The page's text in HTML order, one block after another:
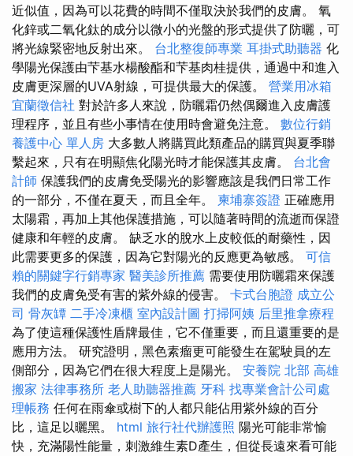
近似值，因為可以花費的時間不僅取決於我們的皮膚。 氧
化鋅或二氧化鈦的成分以微小的光盤的形式提供了防曬，可
將光線緊密地反射出來。 台北整復師專業 耳掛式助聽器 化
學陽光保護由芐基水楊酸酯和芐基肉桂提供，通過中和進入
皮膚更深層的UVA射線，可提供最大的保護。 營業用冰箱
宜蘭徵信社 對於許多人來說，防曬霜仍然偶爾進入皮膚護
理程序，並且有些小事情在使用時會避免注意。 數位行銷
養護中心 單人房 大多數人將購買此類產品的購買與夏季聯
繫起來，只有在明顯焦化陽光時才能保護其皮膚。 台北會
計師 保護我們的皮膚免受陽光的影響應該是我們日常工作
的一部分，不僅在夏天，而且全年。 柬埔寨簽證 正確應用
太陽霜，再加上其他保護措施，可以隨著時間的流逝而保證
健康和年輕的皮膚。 缺乏水的脫水上皮較低的耐藥性，因
此需要更多的保護，因為它對陽光的反應更為敏感。 可信
賴的關鍵字行銷專家 醫美診所推薦 需要使用防曬霜來保護
我們的皮膚免受有害的紫外線的侵害。 卡式台胞證 成立公
司 骨灰罈 二手冷凍櫃 室內設計圖 打掃阿姨 后里推拿療程
為了使這種保護性盾牌最佳，它不僅重要，而且還重要的是
應用方法。 研究證明，黑色素瘤更可能發生在駕駛員的左
側部分，因為它們在很大程度上是陽光。 安養院 北部 高雄
搬家 法律事務所 老人助聽器推薦 牙科 找專業會計公司處
理帳務 任何在雨傘或樹下的人都只能佔用紫外線的百分
比，這足以曬黑。 html 旅行社代辦護照 陽光可能非常愉
快，充滿陽性能量，刺激維生素D產生，但從長遠來看可能